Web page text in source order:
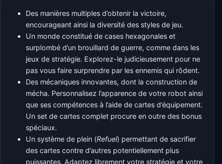
Des manières multiples d’obtenir la victoire,
encourageant ainsi la diversité des styles de jeu.
Un monde constitué de cases hexagonales et
surplombé d’un brouillard de guerre, comme dans les
jeux de stratégie. Explorez-le judicieusement pour ne
pas vous faire surprendre par les ennemis qui rôdent.
Des mécaniques innovantes, dont la construction de
mécha. Personnalisez l’apparence de votre robot ainsi
que ses compétences à l’aide de cartes d’équipement.
Un set de cartes complet procure en outre des bonus
spéciaux.
Un système de plein (Refuel) permettant de sacrifier
des cartes contre d’autres potentiellement plus
puissantes. Adaptez librement votre stratégie et votre